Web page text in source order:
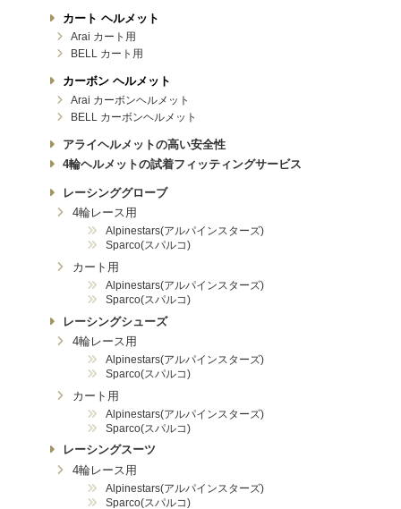
カート ヘルメット
Arai カート用
BELL カート用
カーボン ヘルメット
Arai カーボンヘルメット
BELL カーボンヘルメット
アライヘルメットの高い安全性
4輪ヘルメットの試着フィッティングサービス
レーシンググローブ
4輪レース用
Alpinestars(アルパインスターズ)
Sparco(スパルコ)
カート用
Alpinestars(アルパインスターズ)
Sparco(スパルコ)
レーシングシューズ
4輪レース用
Alpinestars(アルパインスターズ)
Sparco(スパルコ)
カート用
Alpinestars(アルパインスターズ)
Sparco(スパルコ)
レーシングスーツ
4輪レース用
Alpinestars(アルパインスターズ)
Sparco(スパルコ)